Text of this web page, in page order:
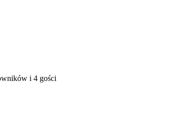
i 4 gości